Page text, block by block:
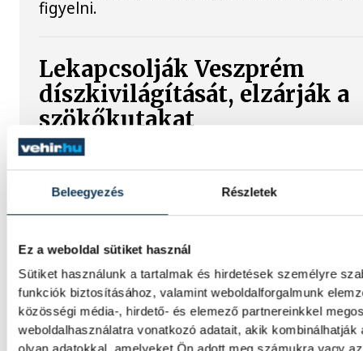
Beleegyezés Részletek
Ez a weboldal sütiket használ
Sütiket használunk a tartalmak és hirdetések személyre
funkciók biztosításához, valamint weboldalforgalmunk
közösségi média-, hirdető- és elemező partnereinkkel
weboldalhasználatra vonatkozó adatait, akik kombinálhatják
figyelni.
Lekapcsolják Veszprém
díszkivilágítását, elzárják a
szökőkutakat
A kormány energiatakarékossági
lekapcsolta a veszprémi épületek és
díszkivilágítását.
Mi történik a balatonalmádi
teniszpályák körül? Bérleti
megszakadt egyeztetések